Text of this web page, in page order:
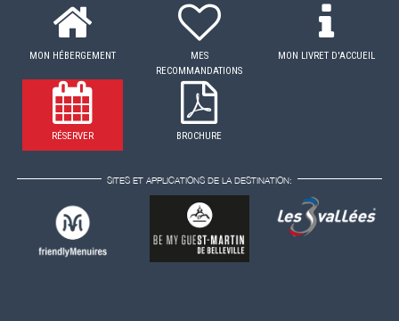
MON HÉBERGEMENT
MES
RECOMMANDATIONS
MON LIVRET D'ACCUEIL
RÉSERVER BROCHURE
SITES ET APPLICATIONS DE LA DESTINATION: